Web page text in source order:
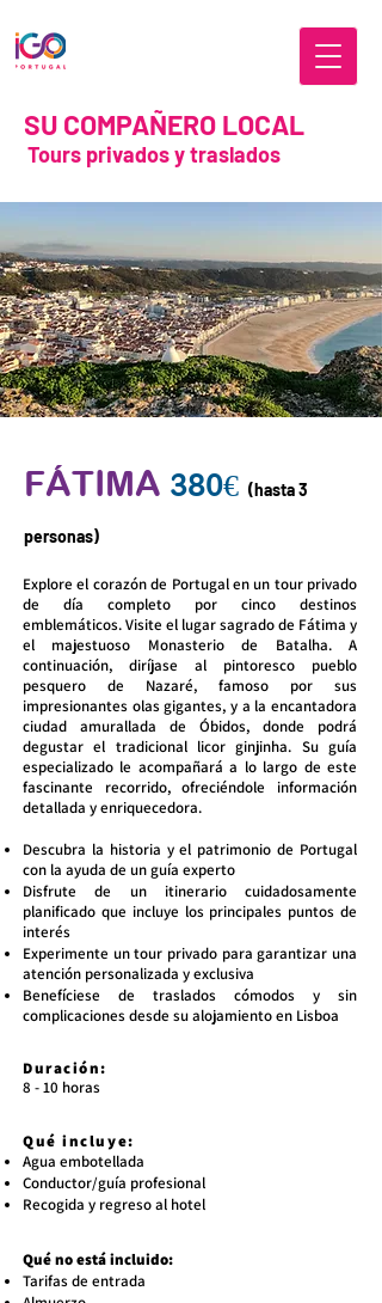
SU COMPAÑERO LOCAL
Tours privados y traslados
FÁTIMA 380€ (hasta 3
personas)
Explore el corazón de Portugal en un tour privado
de día completo por cinco destinos
emblemáticos. Visite el lugar sagrado de Fátima y
el majestuoso Monasterio de Batalha. A
continuación, diríjase al pintoresco pueblo
pesquero de Nazaré, famoso por sus
impresionantes olas gigantes, y a la encantadora
ciudad amurallada de Óbidos, donde podrá
degustar el tradicional licor ginjinha. Su guía
especializado le acompañará a lo largo de este
fascinante recorrido, ofreciéndole información
detallada y enriquecedora.
Descubra la historia y el patrimonio de Portugal
con la ayuda de un guía experto
Disfrute de un itinerario cuidadosamente
planificado que incluye los principales puntos de
interés
Experimente un tour privado para garantizar una
atención personalizada y exclusiva
Benefíciese de traslados cómodos y sin
complicaciones desde su alojamiento en Lisboa
Duración:
8 - 10 horas
Qué incluye:
Agua embotellada
Conductor/guía profesional
Recogida y regreso al hotel
Qué no está incluido:
Tarifas de entrada